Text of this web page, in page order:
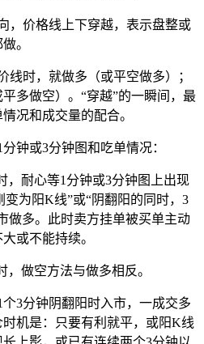
，价格线上下穿越，表示盘整或
。
线时，就做多（或平空做多）；
多做空）。“穿越”的一瞬间，最
况和成交量的配合。
钟或3分钟图和吃单情况：
，耐心等1分钟或3分钟图上出现
为阳K线”或“阴翻阳的同时，3
做多。此时卖方挂单被买单主动
或不能持续。
，做空方法与做多相反。
个3分钟阴翻阳时入市，一成交多
机是：只要有利就平，或阳K线